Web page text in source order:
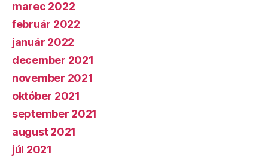
marec 2022
február 2022
január 2022
december 2021
november 2021
október 2021
september 2021
august 2021
júl 2021